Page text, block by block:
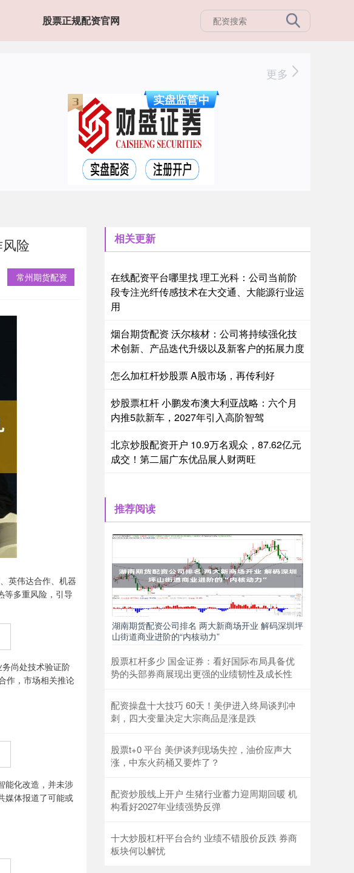
股票正规配资官网
更多
险
常州期货配资
英伟达合作、机器
等多重风险，引导
尚处技术验证阶
作，市场相关推论
能化改造，并未涉
媒体报道了可能或
相关更新
在线配资平台哪里找 理工光科：公司当前阶
段专注光纤传感技术在大交通、大能源行业运
用
烟台期货配资 沃尔核材：公司将持续强化技
术创新、产品迭代升级以及新客户的拓展力度
怎么加杠杆炒股票 A股市场，再传利好
炒股票杠杆 小鹏发布澳大利亚战略：六个月
内推5款新车，2027年引入高阶智驾
北京炒股配资开户 10.9万名观众，87.62亿元
成交！第二届广东优品展人财两旺
推荐阅读
湖南期货配资公司排名 两大新商场开业 解码深圳坪
山街道商业进阶的“内核动力”
股票杠杆多少 国金证券：看好国际布局具备优
势的头部券商展现出更强的业绩韧性及成长性
配资操盘十大技巧 60天！美伊进入终局谈判冲
刺，四大变量决定大宗商品是涨是跌
股票t+0 平台 美伊谈判现场失控，油价应声大
涨，中东火药桶又要炸了？
配资炒股线上开户 生猪行业蓄力迎周期回暖 机
构看好2027年业绩强势反弹
十大炒股杠杆平台合约 业绩不错股价反跌 券商
板块何以解忧